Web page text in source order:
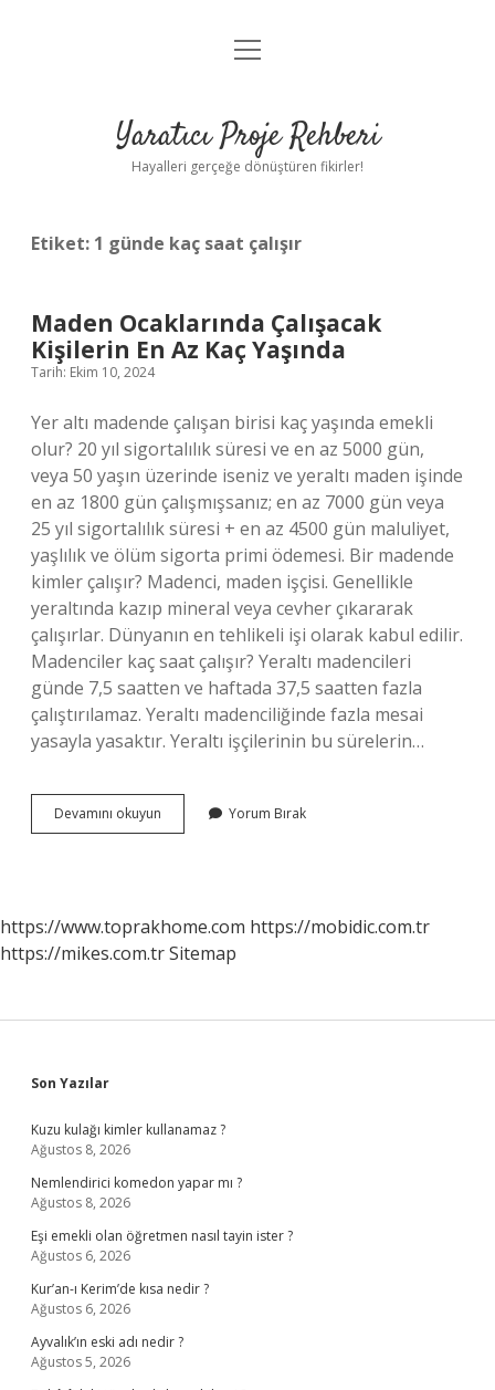
Anasayfa
Yasal Uyarı
menüyü
Yaratıcı Proje Rehberi
Hayalleri gerçeğe dönüştüren fikirler!
Etiket: 1 günde kaç saat çalışır
Maden Ocaklarında Çalışacak
Kişilerin En Az Kaç Yaşında
Tarih: Ekim 10, 2024
Yer altı madende çalışan birisi kaç yaşında emekli
olur? 20 yıl sigortalılık süresi ve en az 5000 gün,
veya 50 yaşın üzerinde iseniz ve yeraltı maden işinde
en az 1800 gün çalışmışsanız; en az 7000 gün veya
25 yıl sigortalılık süresi + en az 4500 gün maluliyet,
yaşlılık ve ölüm sigorta primi ödemesi. Bir madende
kimler çalışır? Madenci, maden işçisi. Genellikle
yeraltında kazıp mineral veya cevher çıkararak
çalışırlar. Dünyanın en tehlikeli işi olarak kabul edilir.
Madenciler kaç saat çalışır? Yeraltı madencileri
günde 7,5 saatten ve haftada 37,5 saatten fazla
çalıştırılamaz. Yeraltı madenciliğinde fazla mesai
yasayla yasaktır. Yeraltı işçilerinin bu sürelerin…
Devamını okuyun
Ocaklarında
Kaç
Yaşında
Yorum Bırak
https://www.toprakhome.com https://mobidic.com.tr
https://mikes.com.trSitemap
Sidebar
Son Yazılar
Kuzu kulağı kimler kullanamaz ?
Ağustos 8, 2026
Nemlendirici komedon yapar mı ?
Ağustos 8, 2026
Eşi emekli olan öğretmen nasıl tayin ister ?
Ağustos 6, 2026
Kur’an-ı Kerim’de kısa nedir ?
Ağustos 6, 2026
Ayvalık’ın eski adı nedir ?
Ağustos 5, 2026